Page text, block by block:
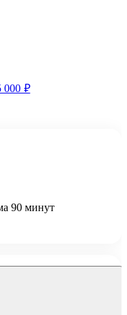
000 ₽
90 минут